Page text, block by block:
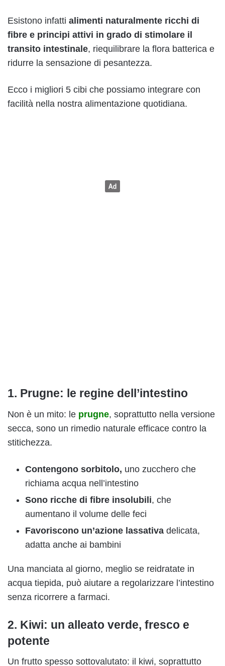
Esistono infatti alimenti naturalmente ricchi di
fibre e principi attivi in grado di stimolare il
transito intestinale, riequilibrare la flora batterica e
ridurre la sensazione di pesantezza.
Ecco i migliori 5 cibi che possiamo integrare con
facilità nella nostra alimentazione quotidiana.
1. Prugne: le regine dell’intestino
Non è un mito: le prugne, soprattutto nella versione
secca, sono un rimedio naturale efficace contro la
stitichezza.
Contengono sorbitolo, uno zucchero che
richiama acqua nell’intestino
Sono ricche di fibre insolubili, che
aumentano il volume delle feci
Favoriscono un’azione lassativa delicata,
adatta anche ai bambini
Una manciata al giorno, meglio se reidratate in
acqua tiepida, può aiutare a regolarizzare l’intestino
senza ricorrere a farmaci.
2. Kiwi: un alleato verde, fresco e
potente
Un frutto spesso sottovalutato: il kiwi, soprattutto